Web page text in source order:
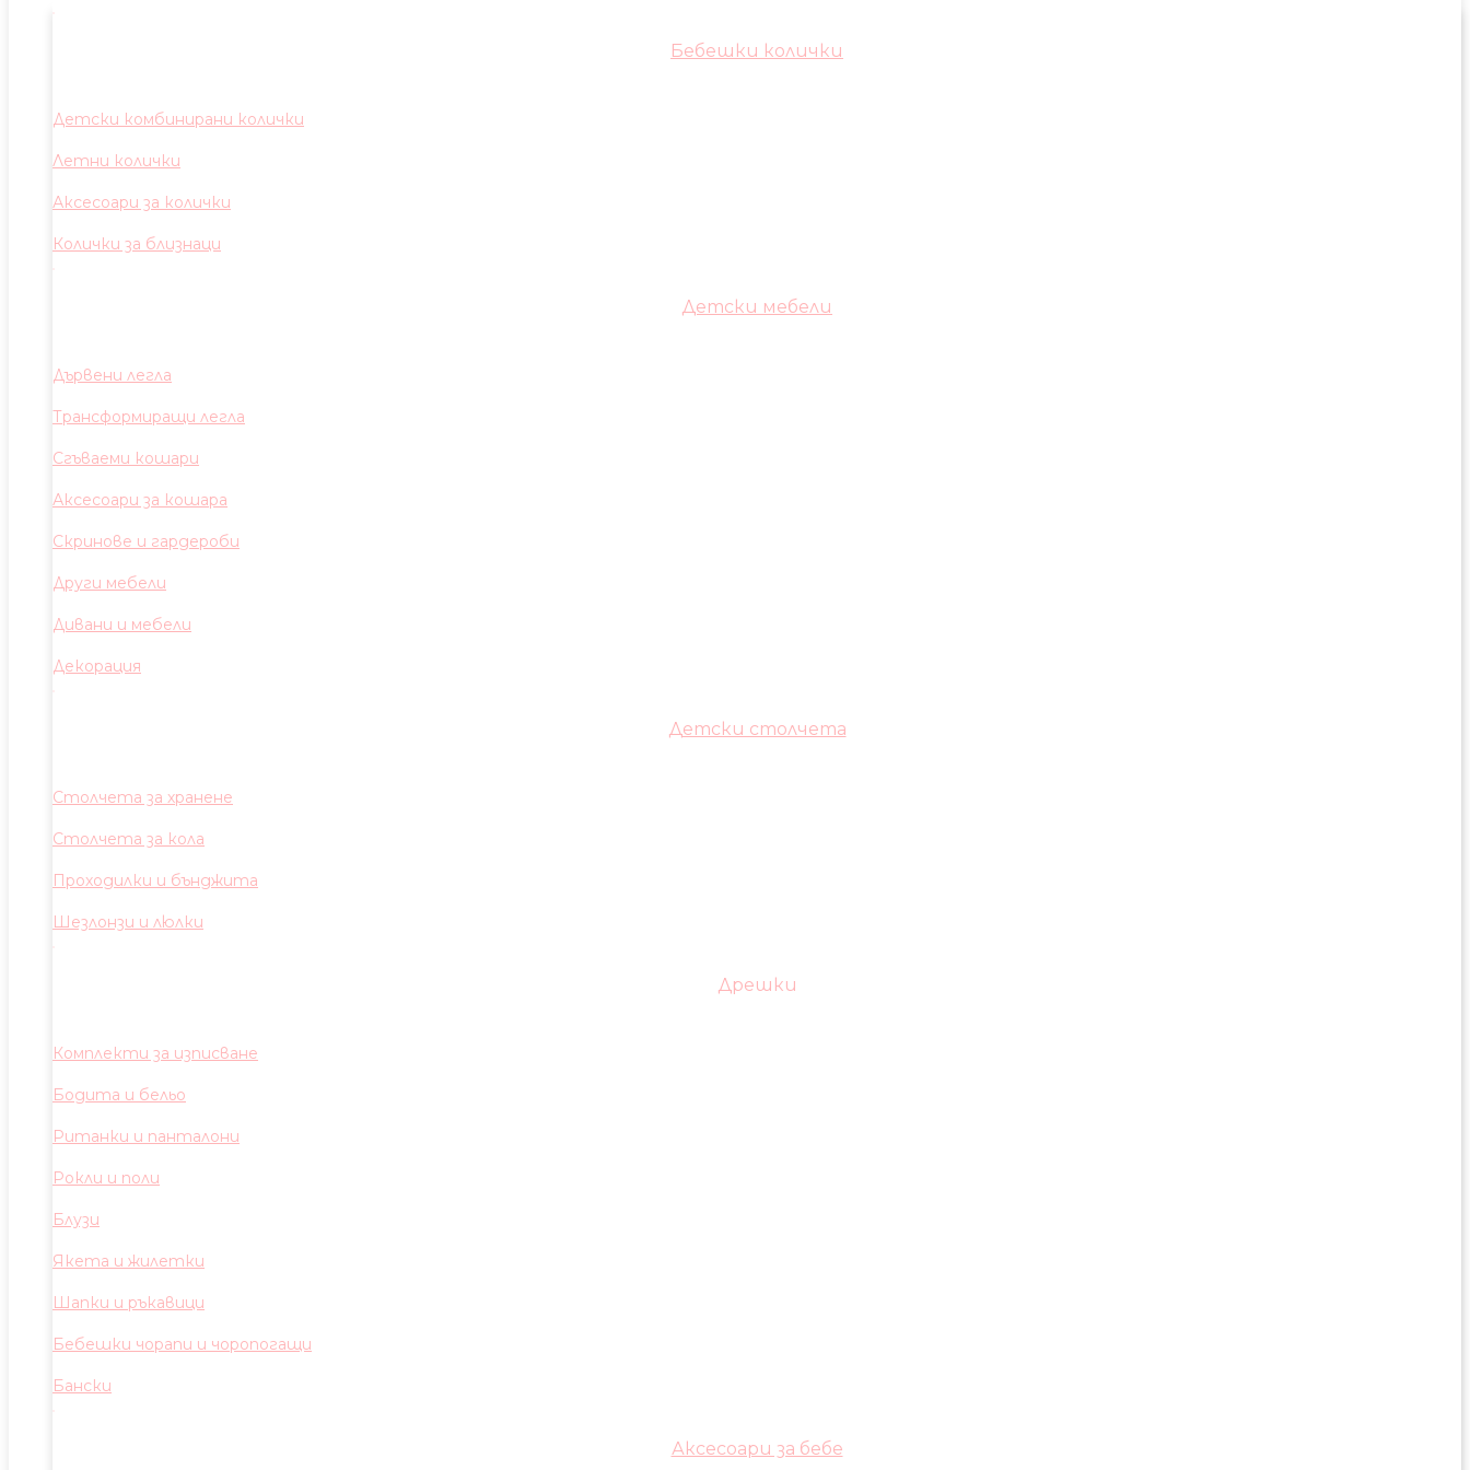
Бебешки колички
Детски комбинирани колички
Летни колички
Аксесоари за колички
Колички за близнаци
Детски мебели
Дървени легла
Трансформиращи легла
Сгъваеми кошари
Аксесоари за кошара
Скринове и гардероби
Други мебели
Дивани и мебели
Декорация
Детски столчета
Столчета за хранене
Столчета за кола
Проходилки и бънджита
Шезлонзи и люлки
Дрешки
Комплекти за изписване
Бодита и бельо
Ританки и панталони
Рокли и поли
Блузи
Якета и жилетки
Шапки и ръкавици
Бебешки чорапи и чоропогащи
Бански
Аксесоари за бебе